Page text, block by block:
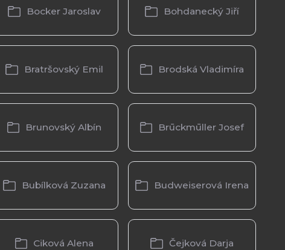
Bocker Jaroslav Bohdanecký Jiří
Bratršovský Emil Brodská Vladimíra
Brunovský Albín Brūckmūller Josef
Bubílková Zuzana Budweiserová Irena
Ciková Alena Čejková Darja